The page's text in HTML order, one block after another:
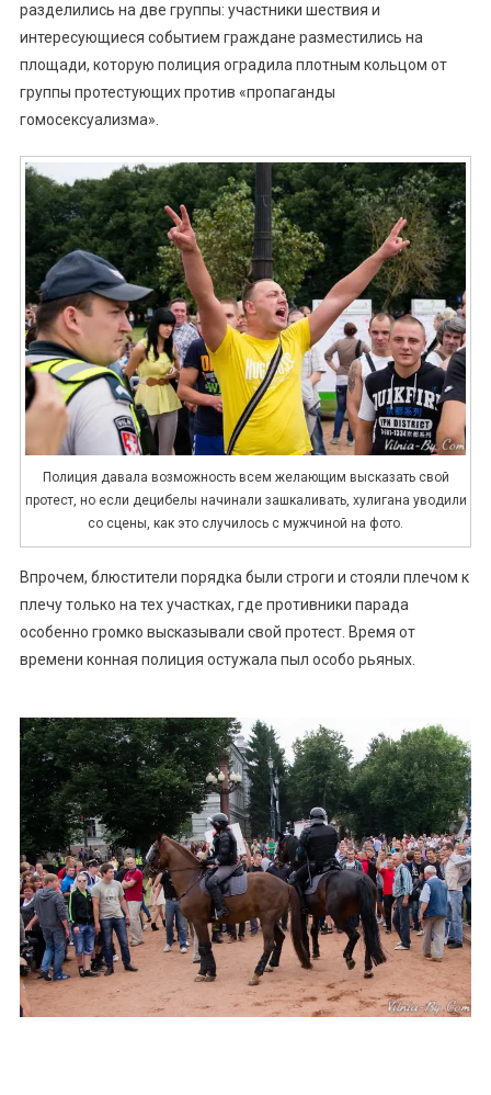
разделились на две группы: участники шествия и
интересующиеся событием граждане разместились на
площади, которую полиция оградила плотным кольцом от
группы протестующих против «пропаганды
гомосексуализма».
Полиция давала возможность всем желающим высказать свой
протест, но если децибелы начинали зашкаливать, хулигана уводили
со сцены, как это случилось с мужчиной на фото.
Впрочем, блюстители порядка были строги и стояли плечом к
плечу только на тех участках, где противники парада
особенно громко высказывали свой протест. Время от
времени конная полиция остужала пыл особо рьяных.